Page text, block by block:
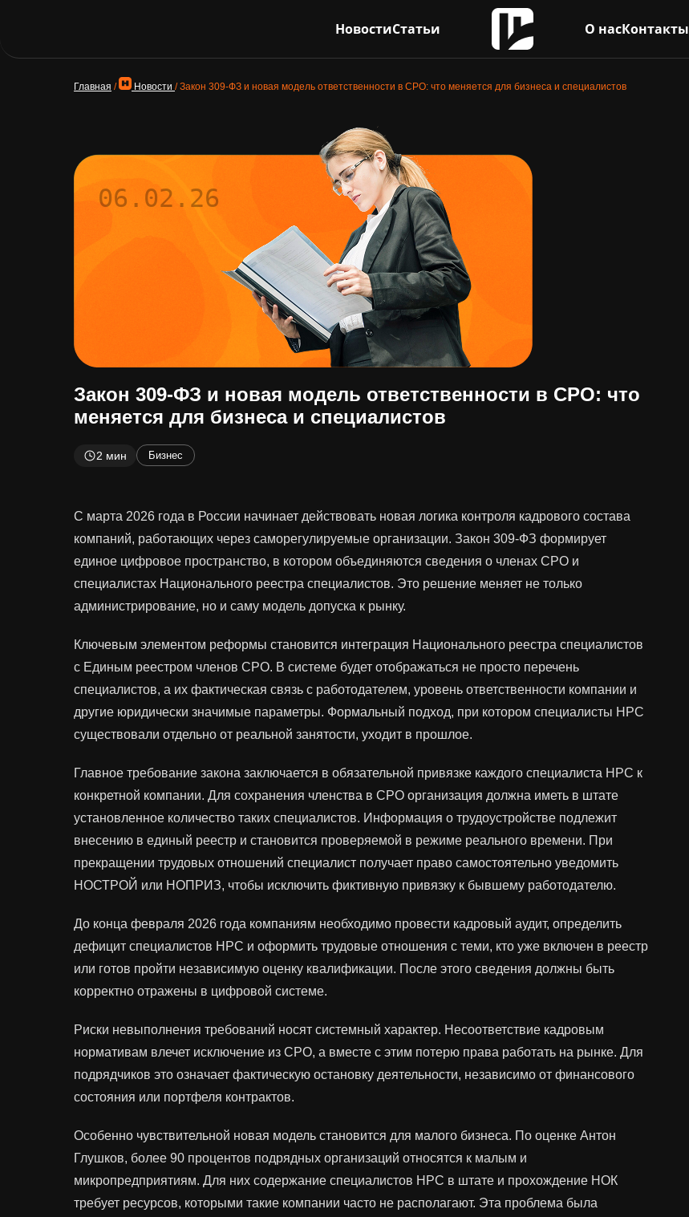
НовостиСтатьи О насКонтакты
Главная / Новости /Закон 309-ФЗ и новая модель ответственности в СРО: что меняется для бизнеса и специалистов
06.02.26
Закон 309-ФЗ и новая модель ответственности в СРО: что
меняется для бизнеса и специалистов
2 мин Бизнес
С марта 2026 года в России начинает действовать новая логика контроля кадрового состава
компаний, работающих через саморегулируемые организации. Закон 309-ФЗ формирует
единое цифровое пространство, в котором объединяются сведения о членах СРО и
специалистах Национального реестра специалистов. Это решение меняет не только
администрирование, но и саму модель допуска к рынку.
Ключевым элементом реформы становится интеграция Национального реестра специалистов
с Единым реестром членов СРО. В системе будет отображаться не просто перечень
специалистов, а их фактическая связь с работодателем, уровень ответственности компании и
другие юридически значимые параметры. Формальный подход, при котором специалисты НРС
существовали отдельно от реальной занятости, уходит в прошлое.
Главное требование закона заключается в обязательной привязке каждого специалиста НРС к
конкретной компании. Для сохранения членства в СРО организация должна иметь в штате
установленное количество таких специалистов. Информация о трудоустройстве подлежит
внесению в единый реестр и становится проверяемой в режиме реального времени. При
прекращении трудовых отношений специалист получает право самостоятельно уведомить
НОСТРОЙ или НОПРИЗ, чтобы исключить фиктивную привязку к бывшему работодателю.
До конца февраля 2026 года компаниям необходимо провести кадровый аудит, определить
дефицит специалистов НРС и оформить трудовые отношения с теми, кто уже включен в реестр
или готов пройти независимую оценку квалификации. После этого сведения должны быть
корректно отражены в цифровой системе.
Риски невыполнения требований носят системный характер. Несоответствие кадровым
нормативам влечет исключение из СРО, а вместе с этим потерю права работать на рынке. Для
подрядчиков это означает фактическую остановку деятельности, независимо от финансового
состояния или портфеля контрактов.
Особенно чувствительной новая модель становится для малого бизнеса. По оценке Антон
Глушков, более 90 процентов подрядных организаций относятся к малым и
микропредприятиям. Для них содержание специалистов НРС в штате и прохождение НОК
требует ресурсов, которыми такие компании часто не располагают. Эта проблема была